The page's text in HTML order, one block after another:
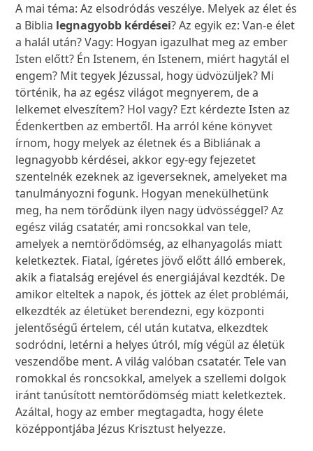
A mai téma: Az elsodródás veszélye. Melyek az élet és
a Biblia legnagyobb kérdései? Az egyik ez: Van-e élet
a halál után? Vagy: Hogyan igazulhat meg az ember
Isten előtt? Én Istenem, én Istenem, miért hagytál el
engem? Mit tegyek Jézussal, hogy üdvözüljek? Mi
történik, ha az egész világot megnyerem, de a
lelkemet elveszítem? Hol vagy? Ezt kérdezte Isten az
Édenkertben az embertől. Ha arról kéne könyvet
írnom, hogy melyek az életnek és a Bibliának a
legnagyobb kérdései, akkor egy-egy fejezetet
szentelnék ezeknek az igeverseknek, amelyeket ma
tanulmányozni fogunk. Hogyan menekülhetünk
meg, ha nem törődünk ilyen nagy üdvösséggel? Az
egész világ csatatér, ami roncsokkal van tele,
amelyek a nemtörődömség, az elhanyagolás miatt
keletkeztek. Fiatal, ígéretes jövő előtt álló emberek,
akik a fiatalság erejével és energiájával kezdték. De
amikor elteltek a napok, és jöttek az élet problémái,
elkezdték az életüket berendezni, egy központi
jelentőségű értelem, cél után kutatva, elkezdtek
sodródni, letérni a helyes útról, míg végül az életük
veszendőbe ment. A világ valóban csatatér. Tele van
romokkal és roncsokkal, amelyek a szellemi dolgok
iránt tanúsított nemtörődömség miatt keletkeztek.
Azáltal, hogy az ember megtagadta, hogy élete
középpontjába Jézus Krisztust helyezze.